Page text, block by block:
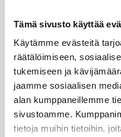
Tämä sivusto käyttää
Käytämme evästeitä
räätälöimiseen,
tukemiseen ja
jaamme sosiaalisen
alan kumppaneillemme
sivustoamme.
tietoja muihin tietoihin,
GSAI-ohjelma avasi
markkinoille ja
4.3.2026